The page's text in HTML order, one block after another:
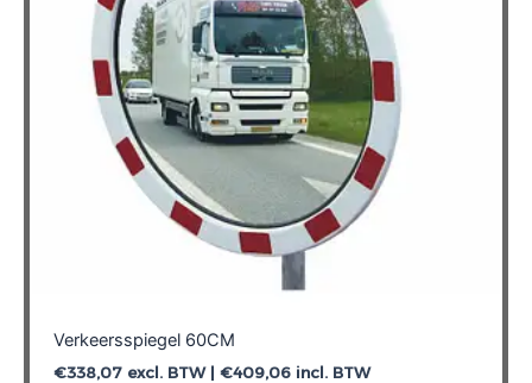
Verkeersspiegel 60CM
€338,07excl. BTW | €409,06incl. BTW